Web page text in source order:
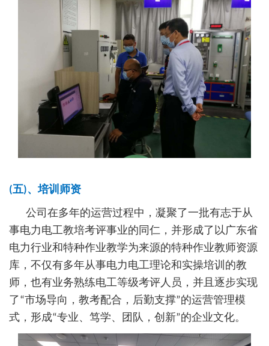
(五)、培训师资
公司在多年的运营过程中，凝聚了一批有志于从
事电力电工教培考评事业的同仁，并形成了以广东省
电力行业和特种作业教学为来源的特种作业教师资源
库，不仅有多年从事电力电工理论和实操培训的教
师，也有业务熟练电工等级考评人员，并且逐步实现
了“市场导向，教考配合，后勤支撑”的运营管理模
式，形成“专业、笃学、团队，创新”的企业文化。